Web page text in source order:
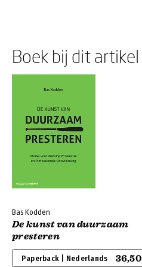
Boek bij dit artikel
Bas Kodden
De kunst van duurzaam
presteren
Paperback | Nederlands 36,50